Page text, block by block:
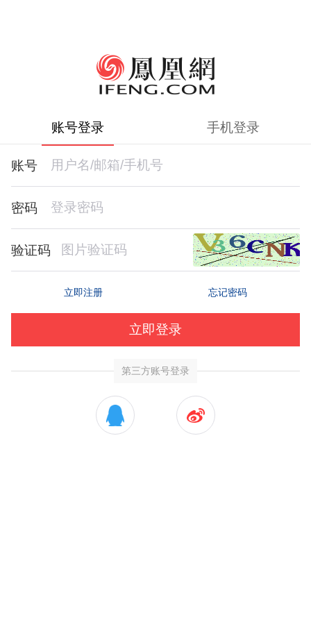
账号登录 手机登录
账号
密码
验证码
立即注册 忘记密码
立即登录
第三方账号登录